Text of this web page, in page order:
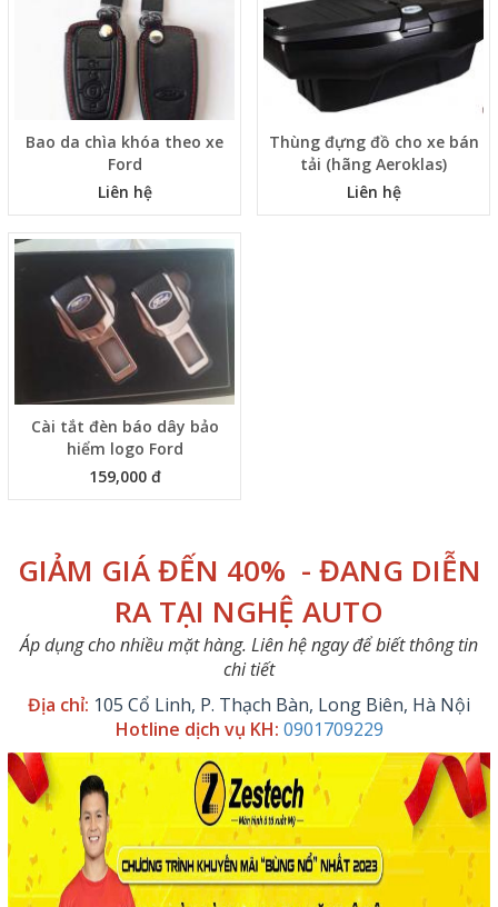
Bao da chìa khóa theo xe
Ford
Liên hệ
Thùng đựng đồ cho xe bán
tải (hãng Aeroklas)
Liên hệ
Cài tắt đèn báo dây bảo
hiểm logo Ford
159,000 đ
GIẢM GIÁ ĐẾN 40% - ĐANG DIỄN
RA TẠI NGHỆ AUTO
Áp dụng cho nhiều mặt hàng. Liên hệ ngay để biết thông tin
chi tiết
Địa chỉ: 105 Cổ Linh, P. Thạch Bàn, Long Biên, Hà Nội
Hotline dịch vụ KH: 0901709229